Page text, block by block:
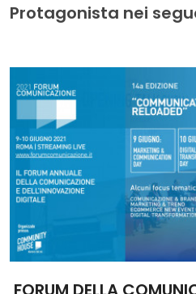
Protagonista nei